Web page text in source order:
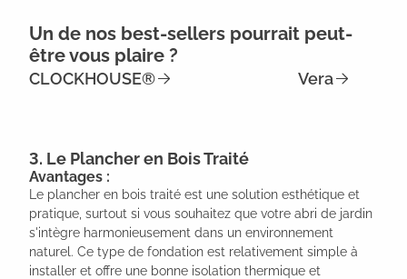
Un de nos best-sellers pourrait peut-
être vous plaire ?
CLOCKHOUSE® Vera
3. Le Plancher en Bois Traité
Avantages :
Le plancher en bois traité est une solution esthétique et
pratique, surtout si vous souhaitez que votre abri de jardin
s'intègre harmonieusement dans un environnement
naturel. Ce type de fondation est relativement simple à
installer et offre une bonne isolation thermique et